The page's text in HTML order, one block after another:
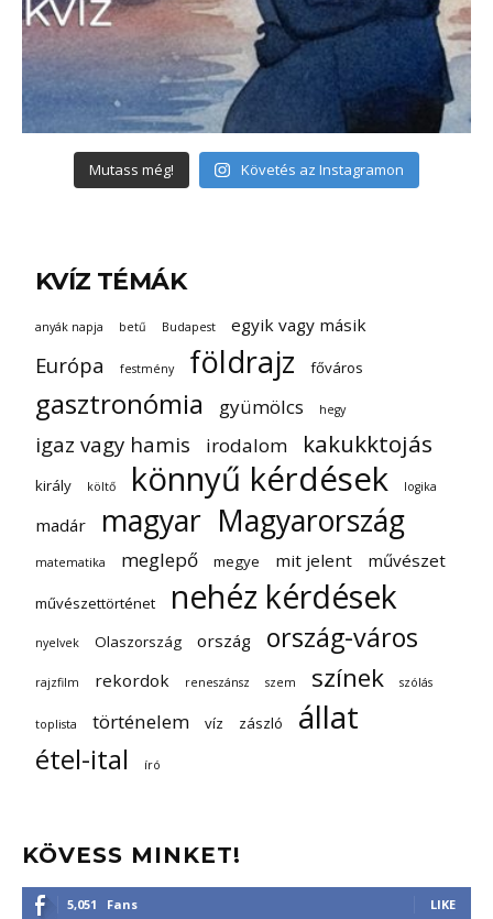
Mutass még! Követés az Instagramon
KVÍZ TÉMÁK
anyák napja betű Budapest egyik vagy másik
Európa festmény földrajz főváros
gasztronómia gyümölcs hegy
igaz vagy hamis irodalom kakukktojás
király költő könnyű kérdések logika
madár magyar Magyarország
matematika meglepő megye mit jelent művészet
művészettörténet nehéz kérdések
nyelvek Olaszország ország ország-város
rajzfilm rekordok reneszánsz szem színek szólás
toplista történelem víz zászló állat
étel-ital író
KÖVESS MINKET!
5,051 Fans LIKE